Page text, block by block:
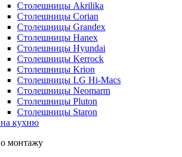
Столешницы Akrilika
Столешницы Corian
Столешницы Grandex
Столешницы Hanex
Столешницы Hyundai
Столешницы Kerrock
Столешницы Krion
Столешницы LG Hi-Macs
Столешницы Neomarm
Столешницы Pluton
Столешницы Staron
кухню
монтажу